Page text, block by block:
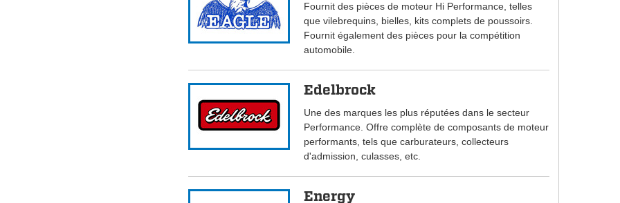
Fournit des pièces de moteur Hi Performance, telles
que vilebrequins, bielles, kits complets de poussoirs.
Fournit également des pièces pour la compétition
automobile.
Edelbrock
Une des marques les plus réputées dans le secteur
Performance. Offre complète de composants de moteur
performants, tels que carburateurs, collecteurs
d'admission, culasses, etc.
Energy